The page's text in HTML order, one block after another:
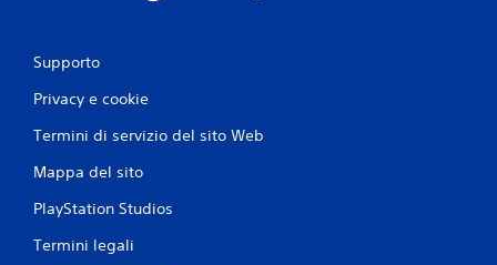
Supporto
Privacy e cookie
Termini di servizio del sito Web
Mappa del sito
PlayStation Studios
Termini legali